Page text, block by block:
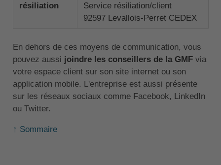
résiliation
Service résiliation/client
92597 Levallois-Perret CEDEX
En dehors de ces moyens de communication, vous
pouvez aussi joindre les conseillers de la GMFvia
votre espace client sur son site internet ou son
application mobile. L'entreprise est aussi présente
sur les réseaux sociaux comme Facebook, LinkedIn
ou Twitter.
↑ Sommaire